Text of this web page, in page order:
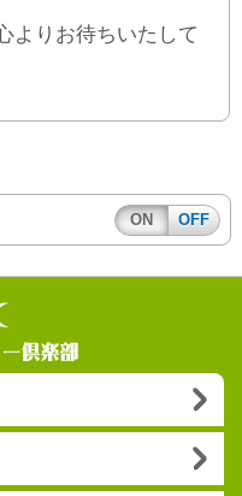
よりお待ちいたして
ON OFF